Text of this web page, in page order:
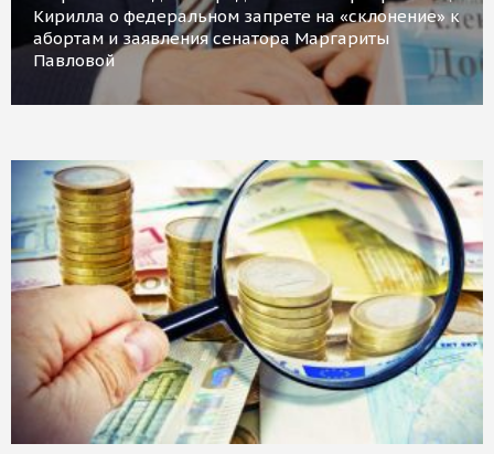
Кирилла о федеральном запрете на «склонение» к
абортам и заявления сенатора Маргариты
Павловой